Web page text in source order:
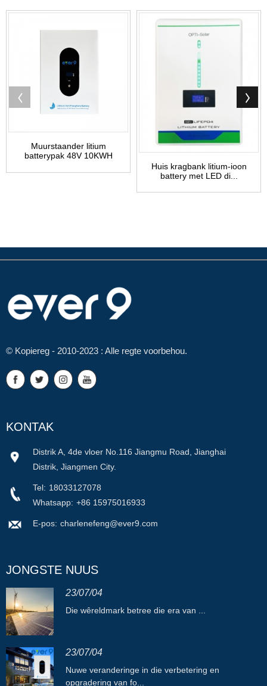
Muurstaander litium
batterypak 48V 10KWH
Huis kragbank litium-ioon
battery met LED di...
© Kopiereg - 2010-2023 : Alle regte voorbehou.
KONTAK
Distrik A, 4de vloer No.116 Jiangmu Road, Jianghai
Distrik, Jiangmen City.
Tel: 18033127078
Whatsapp: +86 15975016933
E-pos: charlenefeng@ever9.com
JONGSTE NUUS
23/07/04
Die wêreldmark betree die era van ...
23/07/04
Nuwe veranderinge in die verbetering en
opgradering van fo...